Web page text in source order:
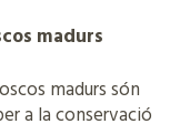
madurs
madurs són
a la conservació